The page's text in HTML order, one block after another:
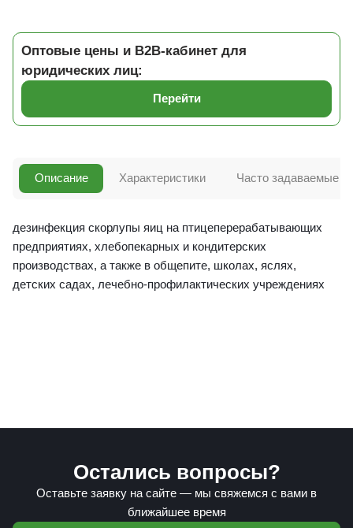
Оптовые цены и B2B-кабинет для
юридических лиц:
Перейти
Описание
дезинфекция скорлупы яиц на птицеперерабатывающих
предприятиях, хлебопекарных и кондитерских
производствах, а также в общепите, школах, яслях,
детских садах, лечебно-профилактических учреждениях
Характеристики Часто задаваемые
Остались вопросы?
Оставьте заявку на сайте — мы свяжемся с вами в
ближайшее время